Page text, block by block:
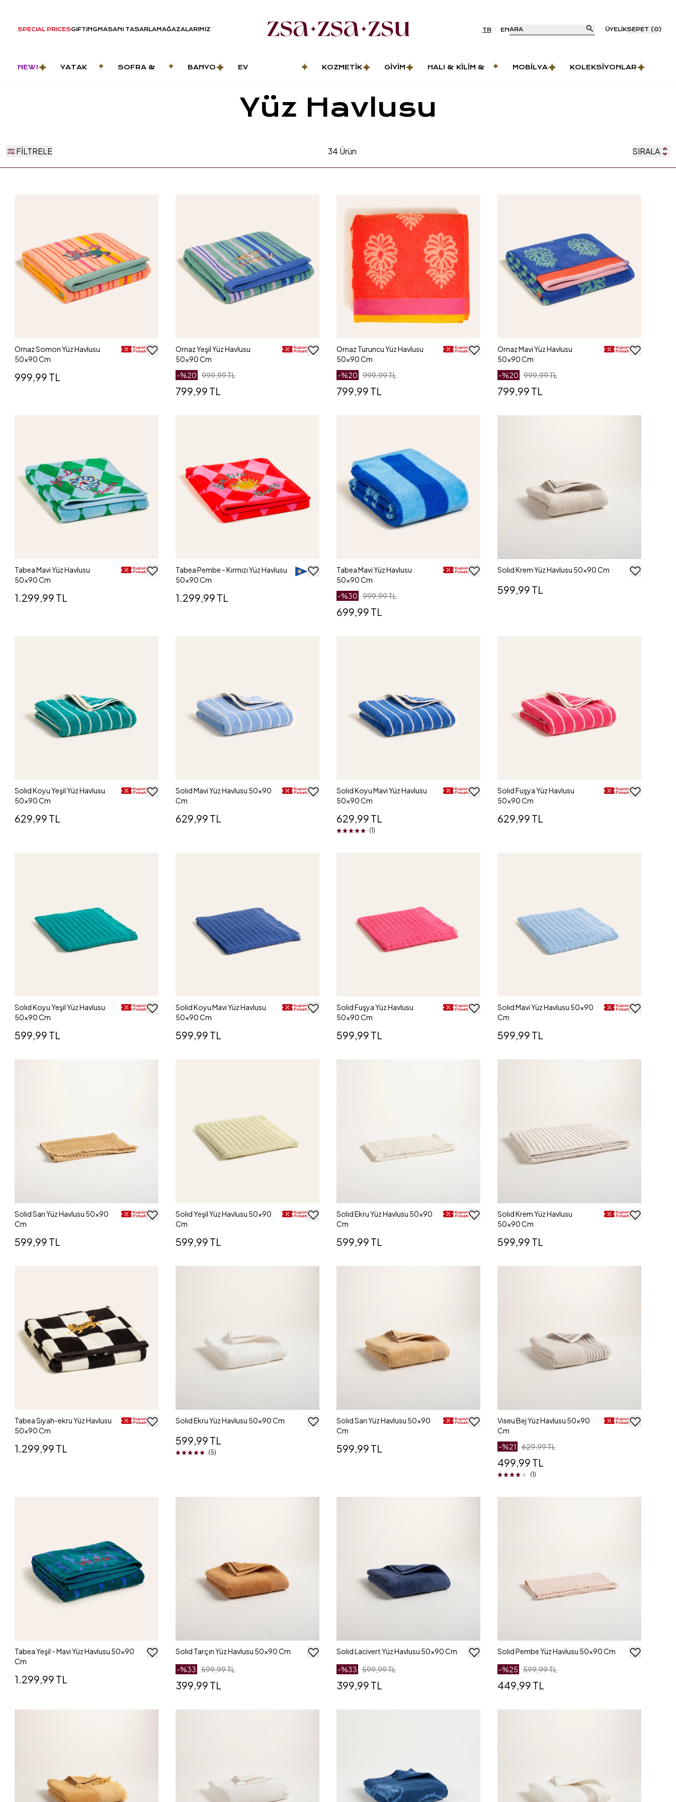
SPECIAL PRICESGIFTINGMASANI TASARLAMAĞAZALARIMIZ TR ENARA ÜYELIKSEPET (0)
NEW!
YATAK
SOFRA &
BANYO
EV
KOZMETIK GIYIM
HALI & KILIM &
MOBILYA KOLEKSIYONLAR
Yüz Havlusu
FILTRELE 34 Ürün SIRALA
Ornaz Somon Yüz Havlusu
50x90 Cm
999,99 TL
Ornaz Yeşil Yüz Havlusu
50x90 Cm
-%20 999,99 TL
799,99 TL
Ornaz Turuncu Yüz Havlusu
50x90 Cm
-%20 999,99 TL
799,99 TL
Ornaz Mavi Yüz Havlusu
50x90 Cm
-%20 999,99 TL
799,99 TL
Tabea Mavi Yüz Havlusu
50x90 Cm
1.299,99 TL
Tabea Pembe - Kırmızı Yüz Havlusu
50x90 Cm
1.299,99 TL
Tabea Mavi Yüz Havlusu
50x90 Cm
-%30 999,99 TL
699,99 TL
Solıd Krem Yüz Havlusu 50x90 Cm
599,99 TL
Solıd Koyu Yeşil Yüz Havlusu
50x90 Cm
629,99 TL
Solıd Mavi Yüz Havlusu 50x90
Cm
629,99 TL
Solıd Koyu Mavi Yüz Havlusu
50x90 Cm
629,99 TL
(1)
Solıd Fuşya Yüz Havlusu
50x90 Cm
629,99 TL
Solıd Koyu Yeşil Yüz Havlusu
50x90 Cm
599,99 TL
Solıd Koyu Mavi Yüz Havlusu
50x90 Cm
599,99 TL
Solıd Fuşya Yüz Havlusu
50x90 Cm
599,99 TL
Solıd Mavi Yüz Havlusu 50x90
Cm
599,99 TL
Solıd Sarı Yüz Havlusu 50x90
Cm
599,99 TL
Solıd Yeşil Yüz Havlusu 50x90
Cm
599,99 TL
Solıd Ekru Yüz Havlusu 50x90
Cm
599,99 TL
Solıd Krem Yüz Havlusu
50x90 Cm
599,99 TL
Tabea Siyah-ekru Yüz Havlusu
50x90 Cm
1.299,99 TL
Solıd Ekru Yüz Havlusu 50x90 Cm
599,99 TL
(5)
Solıd Sarı Yüz Havlusu 50x90
Cm
599,99 TL
Vıseu Bej Yüz Havlusu 50x90
Cm
-%21 629,99 TL
499,99 TL
(1)
Tabea Yeşil - Mavi Yüz Havlusu 50x90
Cm
1.299,99 TL
Solıd Tarçın Yüz Havlusu 50x90 Cm
-%33 599,99 TL
399,99 TL
Solıd Lacivert Yüz Havlusu 50x90 Cm
-%33 599,99 TL
399,99 TL
Solıd Pembe Yüz Havlusu 50x90 Cm
-%25 599,99 TL
449,99 TL